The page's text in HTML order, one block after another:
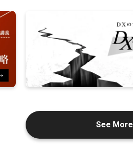
See More